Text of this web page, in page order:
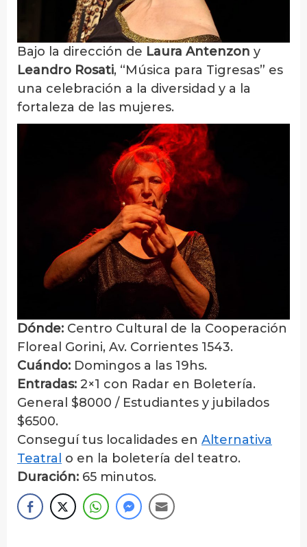
Bajo la dirección de Laura Antenzon y
Leandro Rosati, “Música para Tigresas” es
una celebración a la diversidad y a la
fortaleza de las mujeres.
Dónde: Centro Cultural de la Cooperación
Floreal Gorini, Av. Corrientes 1543.
Cuándo: Domingos a las 19hs.
Entradas: 2×1 con Radar en Boletería.
General $8000 / Estudiantes y jubilados
$6500.
Conseguí tus localidades en Alternativa
Teatral o en la boletería del teatro.
Duración: 65 minutos.